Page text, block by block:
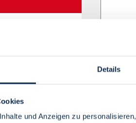
Details
und Anzeigen zu